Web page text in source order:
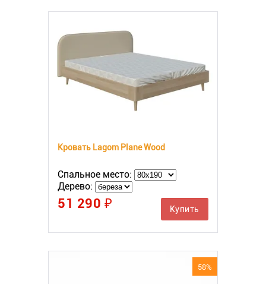
Кровать Lagom Plane Wood
Спальное место:
Дерево:
51 290 ₽ Купить
58%